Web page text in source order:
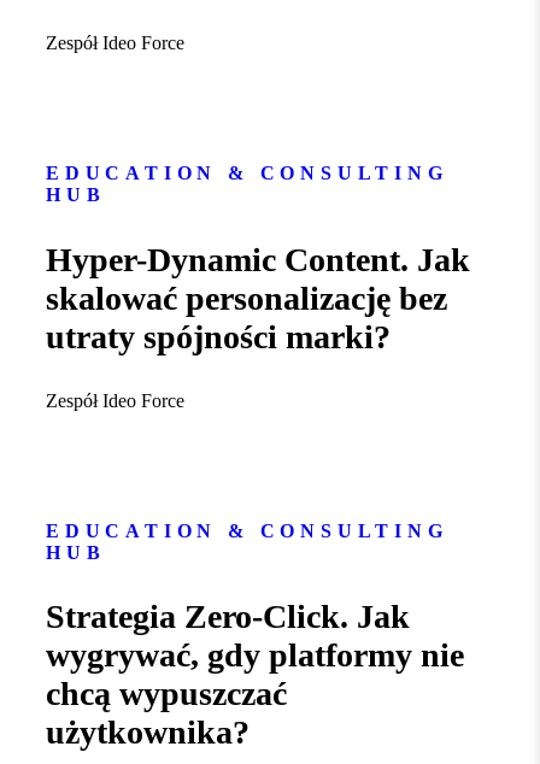
Zespół Ideo Force
EDUCATION & CONSULTING
HUB
Hyper-Dynamic Content. Jak
skalować personalizację bez
utraty spójności marki?
Zespół Ideo Force
EDUCATION & CONSULTING
HUB
Strategia Zero-Click. Jak
wygrywać, gdy platformy nie
chcą wypuszczać
użytkownika?